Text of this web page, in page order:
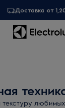
Доставка от
текстуру